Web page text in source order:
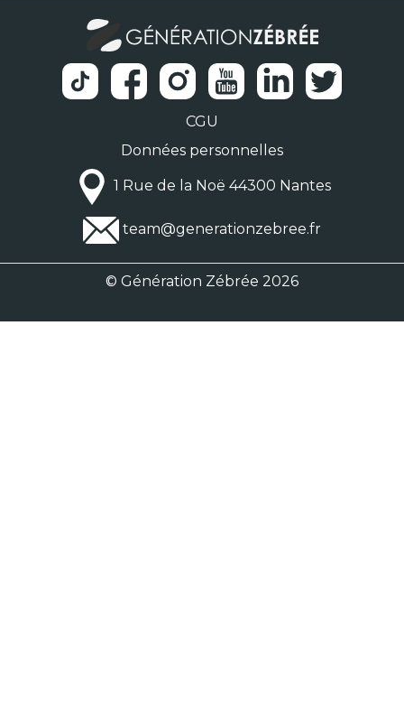
CGU
Données personnelles
1 Rue de la Noë 44300 Nantes
team@generationzebree.fr
© Génération Zébrée 2026